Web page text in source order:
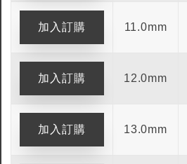
11.0mm
12.0mm
13.0mm